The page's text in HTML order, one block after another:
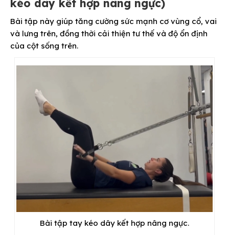
kéo dây kết hợp nâng ngực)
Bài tập này giúp tăng cường sức mạnh cơ vùng cổ, vai
và lưng trên, đồng thời cải thiện tư thế và độ ổn định
của cột sống trên.
Bài tập tay kéo dây kết hợp nâng ngực.